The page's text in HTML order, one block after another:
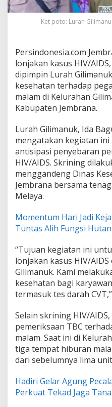
m
p
a
i
b
r
a
n
a
m
d
i
G
i
l
a
n
u
D
i
o
b
o
k
o
b
o
k
T
i
G
a
b
Ket poto: Lurah
Persindonesia.com
lonjakan kasus HIV/
dipimpin Lurah
kesehatan terhadap
malam di Kelurahan
Kabupaten Jembrana.
Lurah Gilimanuk, Ida
mengatakan kegiatan
antisipasi penyebaran
HIV/AIDS. Skrining
menggandeng Dinas
Jembrana bersama
Melaya.
Momentum Hari Jadi
Tuntas Alih Fungsi
“Tujuan kegiatan ini
lonjakan kasus HIV/
Gilimanuk. Kami
kesehatan bagi
termasuk tes darah
Selain skrining HIV/
pemeriksaan TBC
malam. Saat ini di
tiga tempat hiburan
dari sebelumnya lima
Hadiri Gelar Agung
Perkuat Tekad Jaga